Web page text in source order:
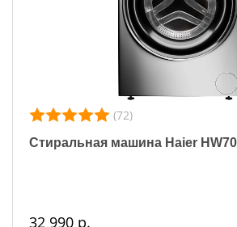
(72)
Стиральная машина Haier
32 990 р.